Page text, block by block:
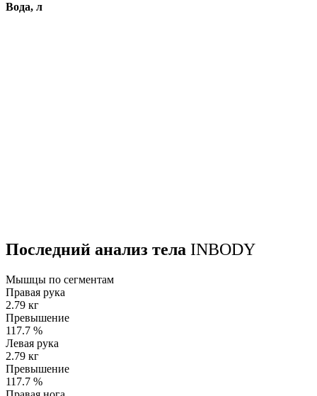
Вода, л
Последний анализ тела INBODY
Мышцы по сегментам
Правая рука
2.79 кг
Превышение
117.7 %
Левая рука
2.79 кг
Превышение
117.7 %